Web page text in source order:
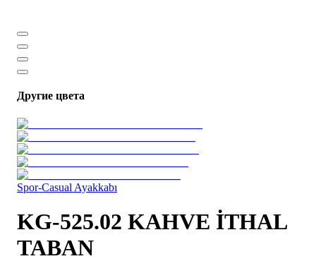
Другие цвета
Spor-Casual Ayakkabı
KG-525.02 KAHVE İTHAL
TABAN